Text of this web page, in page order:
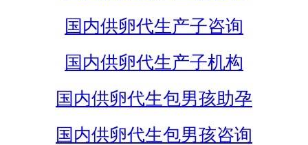
国内供卵代生产子咨询
国内供卵代生产子机构
国内供卵代生包男孩助孕
国内供卵代生包男孩咨询